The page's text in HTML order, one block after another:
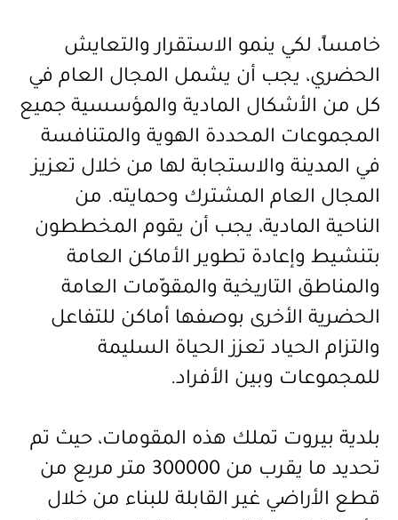
خامساً، لكي ينمو الاستقرار والتعايش
الحضري، يجب أن يشمل المجال العام في
كل من الأشكال المادية والمؤسسية جميع
المجموعات المحددة الهوية والمتنافسة
في المدينة والاستجابة لها من خلال تعزيز
المجال العام المشترك وحمايته. من
الناحية المادية، يجب أن يقوم المخططون
بتنشيط وإعادة تطوير الأماكن العامة
والمناطق التاريخية والمقوّمات العامة
الحضرية الأخرى بوصفها أماكن للتفاعل
والتزام الحياد تعزز الحياة السليمة
للمجموعات وبين الأفراد.
بلدية بيروت تملك هذه المقومات، حيث تم
تحديد ما يقرب من 300000 متر مربع من
قطع الأراضي غير القابلة للبناء من خلال